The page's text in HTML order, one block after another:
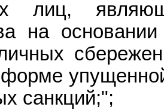
лиц,
на
санкций;";